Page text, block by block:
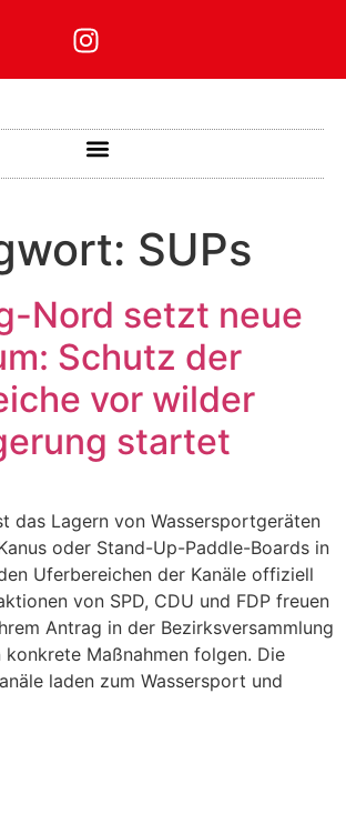
SUPs
Nord setzt neue
Schutz der
vor wilder
startet
das Lagern von Wassersportgeräten
oder Stand-Up-Paddle-Boards in
Uferbereichen der Kanäle offiziell
von SPD, CDU und FDP freuen
Antrag in der Bezirksversammlung
konkrete Maßnahmen folgen. Die
laden zum Wassersport und